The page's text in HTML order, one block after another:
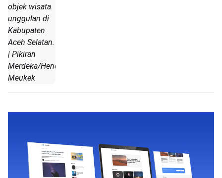
objek wisata
unggulan di
Kabupaten
Aceh Selatan.
| Pikiran
Merdeka/Hendrik
Meukek